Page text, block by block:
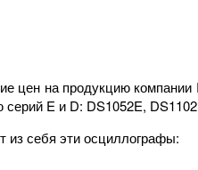
цен на продукцию
E и D: DS1052E,
из себя эти осциллографы: